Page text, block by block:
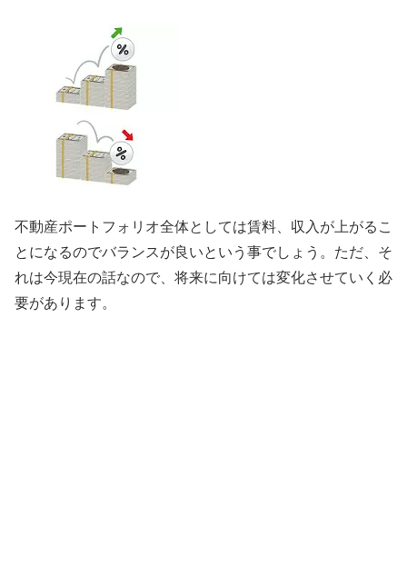
不動産ポートフォリオ全体としては賃料、収入が上がるこ
とになるのでバランスが良いという事でしょう。ただ、そ
れは今現在の話なので、将来に向けては変化させていく必
要があります。